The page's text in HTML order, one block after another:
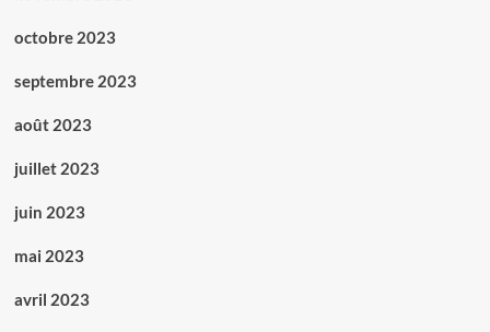
octobre 2023
septembre 2023
août 2023
juillet 2023
juin 2023
mai 2023
avril 2023